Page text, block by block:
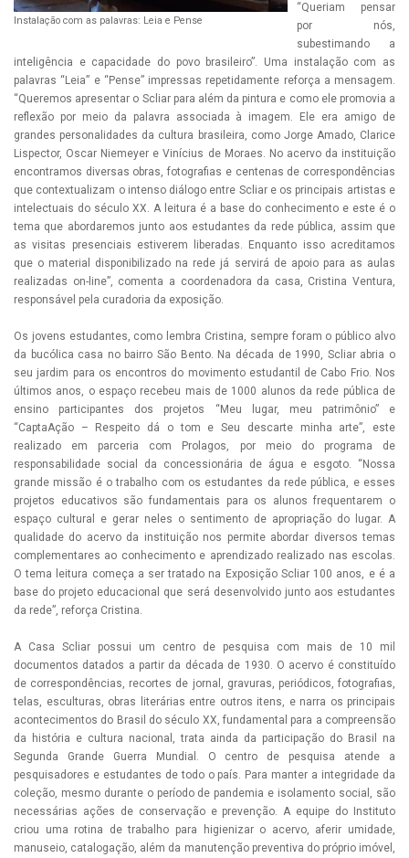
Instalação com as palavras: Leia e Pense
“Queriam pensar
por nós,
subestimando a
inteligência e capacidade do povo brasileiro”. Uma instalação com as
palavras “Leia” e “Pense” impressas repetidamente reforça a mensagem.
“Queremos apresentar o Scliar para além da pintura e como ele promovia a
reflexão por meio da palavra associada à imagem. Ele era amigo de
grandes personalidades da cultura brasileira, como Jorge Amado, Clarice
Lispector, Oscar Niemeyer e Vinícius de Moraes. No acervo da instituição
encontramos diversas obras, fotografias e centenas de correspondências
que contextualizam o intenso diálogo entre Scliar e os principais artistas e
intelectuais do século XX. A leitura é a base do conhecimento e este é o
tema que abordaremos junto aos estudantes da rede pública, assim que
as visitas presenciais estiverem liberadas. Enquanto isso acreditamos
que o material disponibilizado na rede já servirá de apoio para as aulas
realizadas on-line”, comenta a coordenadora da casa, Cristina Ventura,
responsável pela curadoria da exposição.
Os jovens estudantes, como lembra Cristina, sempre foram o público alvo
da bucólica casa no bairro São Bento. Na década de 1990, Scliar abria o
seu jardim para os encontros do movimento estudantil de Cabo Frio. Nos
últimos anos, o espaço recebeu mais de 1000 alunos da rede pública de
ensino participantes dos projetos “Meu lugar, meu patrimônio” e
“CaptaAção – Respeito dá o tom e Seu descarte minha arte”, este
realizado em parceria com Prolagos, por meio do programa de
responsabilidade social da concessionária de água e esgoto. “Nossa
grande missão é o trabalho com os estudantes da rede pública, e esses
projetos educativos são fundamentais para os alunos frequentarem o
espaço cultural e gerar neles o sentimento de apropriação do lugar. A
qualidade do acervo da instituição nos permite abordar diversos temas
complementares ao conhecimento e aprendizado realizado nas escolas.
O tema leitura começa a ser tratado na Exposição Scliar 100 anos, e é a
base do projeto educacional que será desenvolvido junto aos estudantes
da rede”, reforça Cristina.
A Casa Scliar possui um centro de pesquisa com mais de 10 mil
documentos datados a partir da década de 1930. O acervo é constituído
de correspondências, recortes de jornal, gravuras, periódicos, fotografias,
telas, esculturas, obras literárias entre outros itens, e narra os principais
acontecimentos do Brasil do século XX, fundamental para a compreensão
da história e cultura nacional, trata ainda da participação do Brasil na
Segunda Grande Guerra Mundial. O centro de pesquisa atende a
pesquisadores e estudantes de todo o país. Para manter a integridade da
coleção, mesmo durante o período de pandemia e isolamento social, são
necessárias ações de conservação e prevenção. A equipe do Instituto
criou uma rotina de trabalho para higienizar o acervo, aferir umidade,
manuseio, catalogação, além da manutenção preventiva do próprio imóvel,